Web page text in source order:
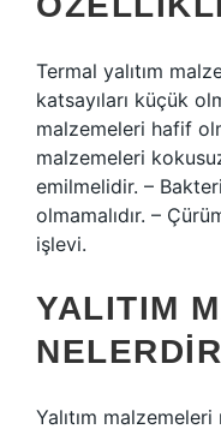
Termal yalıtım
katsayıları küçük
malzemeleri hafif
malzemeleri
emilmelidir. –
olmamalıdır. –
işlevi.
YALITIM
Yalıtım